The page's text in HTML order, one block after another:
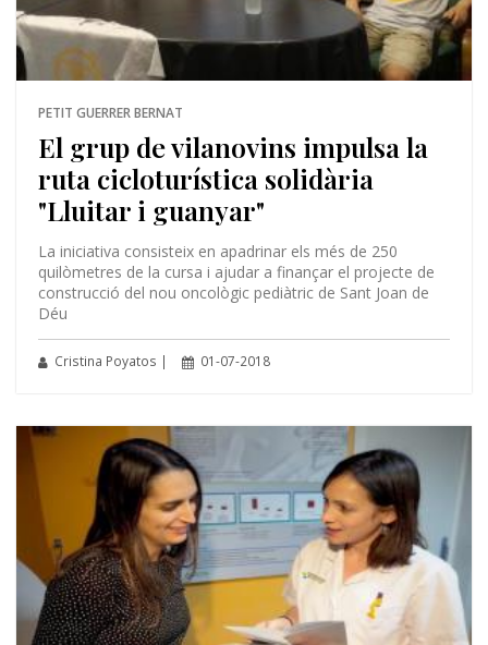
PETIT GUERRER BERNAT
El grup de vilanovins impulsa la
ruta cicloturística solidària
"Lluitar i guanyar"
La iniciativa consisteix en apadrinar els més de 250
quilòmetres de la cursa i ajudar a finançar el projecte de
construcció del nou oncològic pediàtric de Sant Joan de
Déu
Cristina Poyatos | 01-07-2018